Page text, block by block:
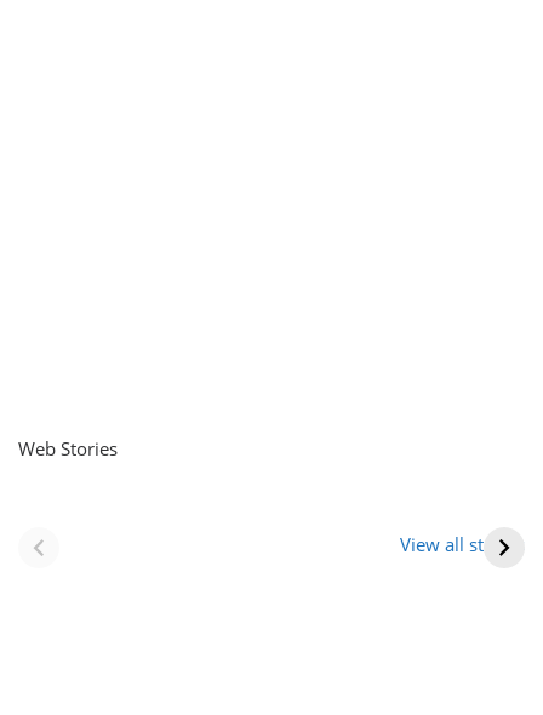
Web Stories
View all stories
(राजस्थान) |
आभूषण (women’s